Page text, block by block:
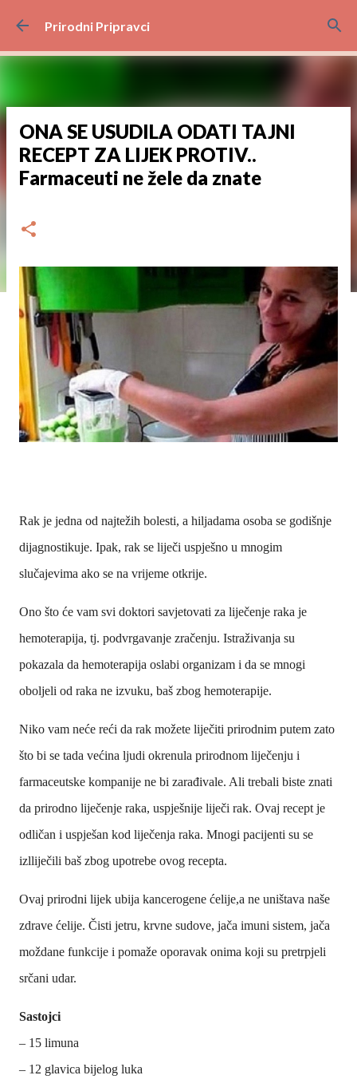
Preskoči na glavni sadržaj
Prirodni Pripravci
ONA SE USUDILA ODATI TAJNI
RECEPT ZA LIJEK PROTIV..
Farmaceuti ne žele da znate
Rak je jedna od najtežih bolesti, a hiljadama osoba se godišnje
dijagnostikuje. Ipak, rak se liječi uspješno u mnogim
slučajevima ako se na vrijeme otkrije.
Ono što će vam svi doktori savjetovati za liječenje raka je
hemoterapija, tj. podvrgavanje zračenju. Istraživanja su
pokazala da hemoterapija oslabi organizam i da se mnogi
oboljeli od raka ne izvuku, baš zbog hemoterapije.
Niko vam neće reći da rak možete liječiti prirodnim putem zato
što bi se tada većina ljudi okrenula prirodnom liječenju i
farmaceutske kompanije ne bi zarađivale. Ali trebali biste znati
da prirodno liječenje raka, uspješnije liječi rak. Ovaj recept je
odličan i uspješan kod liječenja raka. Mnogi pacijenti su se
izlliječili baš zbog upotrebe ovog recepta.
Ovaj prirodni lijek ubija kancerogene ćelije,a ne uništava naše
zdrave ćelije. Čisti jetru, krvne sudove, jača imuni sistem, jača
moždane funkcije i pomaže oporavak onima koji su pretrpjeli
srčani udar.
Sastojci
– 15 limuna
– 12 glavica bijelog luka